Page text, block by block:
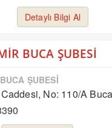
Detaylı Bilgi Al
BUCA ŞUBESİ
ŞUBESİ
No: 110/A